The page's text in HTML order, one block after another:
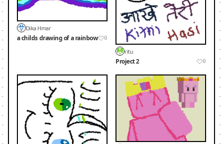
Dika Hmar
a childs drawing of a rainbow 0
ritu
Project 2 0